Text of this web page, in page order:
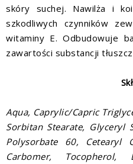
skóry suchej. Nawilża i
szkodliwych czynników
witaminy E. Odbudowuje
zawartości substancji
Aqua, Caprylic/Capric
Sorbitan Stearate, Glyceryl
Polysorbate 60, Cetearyl
Carbomer, Tocopherol,